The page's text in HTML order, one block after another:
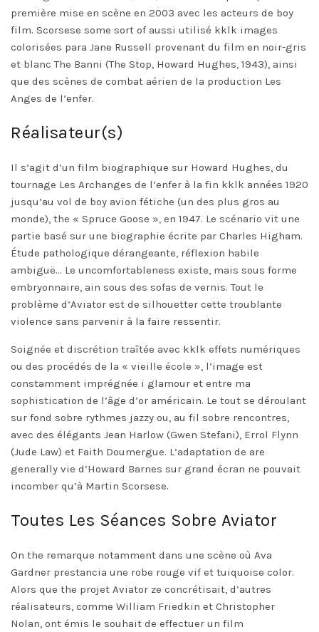
première mise en scène en 2003 avec les acteurs de boy
film. Scorsese some sort of aussi utilisé kklk images
colorisées para Jane Russell provenant du film en noir-gris
et blanc The Banni (The Stop, Howard Hughes, 1943), ainsi
que des scènes de combat aérien de la production Les
Anges de l’enfer.
Réalisateur(s)
Il s’agit d’un film biographique sur Howard Hughes, du
tournage Les Archanges de l’enfer à la fin kklk années 1920
jusqu’au vol de boy avion fétiche (un des plus gros au
monde), the « Spruce Goose », en 1947. Le scénario vit une
partie basé sur une biographie écrite par Charles Higham.
Étude pathologique dérangeante, réflexion habile
ambiguë… Le uncomfortableness existe, mais sous forme
embryonnaire, ain sous des sofas de vernis. Tout le
problème d’Aviator est de silhouetter cette troublante
violence sans parvenir à la faire ressentir.
Soignée et discrétion traîtée avec kklk effets numériques
ou des procédés de la « vieille école », l’image est
constamment imprégnée i glamour et entre ma
sophistication de l’âge d’or américain. Le tout se déroulant
sur fond sobre rythmes jazzy ou, au fil sobre rencontres,
avec des élégants Jean Harlow (Gwen Stefani), Errol Flynn
(Jude Law) et Faith Doumergue. L’adaptation de are
generally vie d’Howard Barnes sur grand écran ne pouvait
incomber qu’à Martin Scorsese.
Toutes Les Séances Sobre Aviator
On the remarque notamment dans une scène où Ava
Gardner prestancia une robe rouge vif et tuiquoise color.
Alors que the projet Aviator ze concrétisait, d’autres
réalisateurs, comme William Friedkin et Christopher
Nolan, ont émis le souhait de effectuer un film